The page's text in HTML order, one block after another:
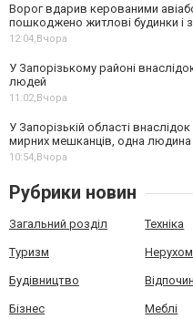
Ворог вдарив керованими
пошкоджено житлові будинки і
12:04,Вчора
У Запорізькому районі
людей
11:02,Вчора
У Запорізькій області
мирних мешканців, одна людина
10:54,Вчора
Рубрики новин
Загальний розділ Техніка
Туризм
Будівництво
Бізнес Меблі